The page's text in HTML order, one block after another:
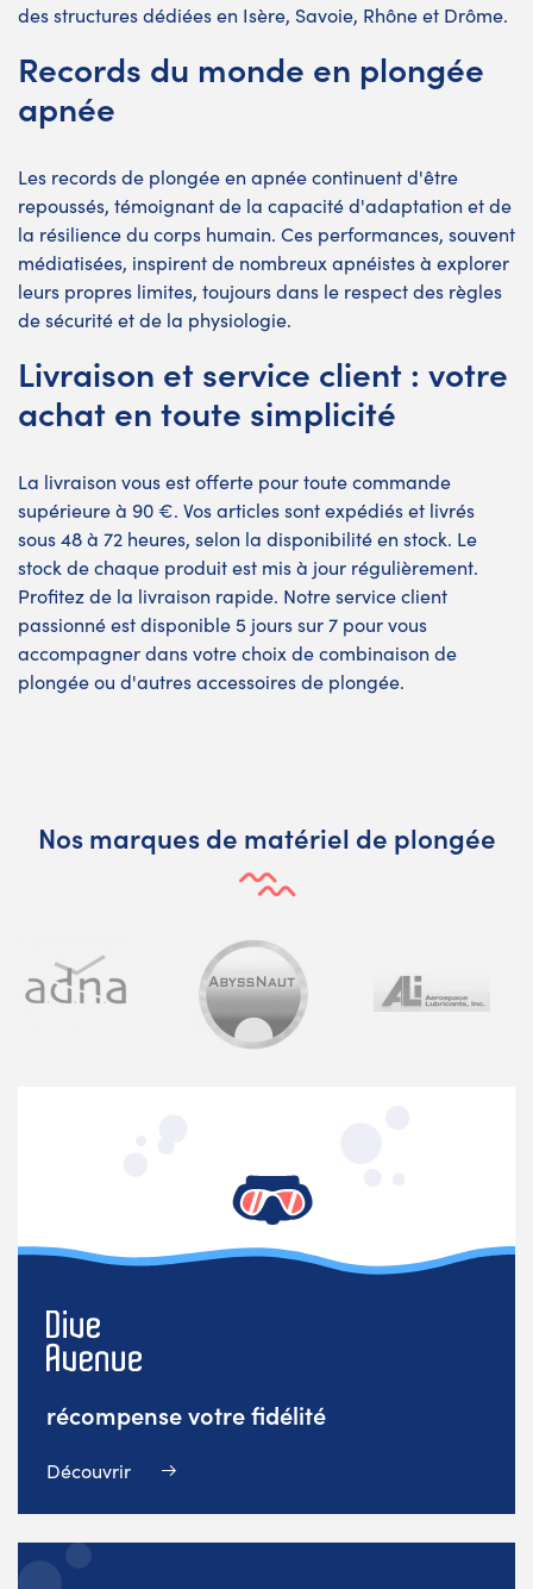
des structures dédiées en Isère, Savoie, Rhône et Drôme.
Records du monde en plongée
apnée
Les records de plongée en apnée continuent d'être
repoussés, témoignant de la capacité d'adaptation et de
la résilience du corps humain. Ces performances, souvent
médiatisées, inspirent de nombreux apnéistes à explorer
leurs propres limites, toujours dans le respect des règles
de sécurité et de la physiologie.
Livraison et service client : votre
achat en toute simplicité
La livraison vous est offerte pour toute commande
supérieure à 90 €. Vos articles sont expédiés et livrés
sous 48 à 72 heures, selon la disponibilité en stock. Le
stock de chaque produit est mis à jour régulièrement.
Profitez de la livraison rapide. Notre service client
passionné est disponible 5 jours sur 7 pour vous
accompagner dans votre choix de combinaison de
plongée ou d'autres accessoires de plongée.
Nos marques de matériel de plongée
récompense votre fidélité
Découvrir